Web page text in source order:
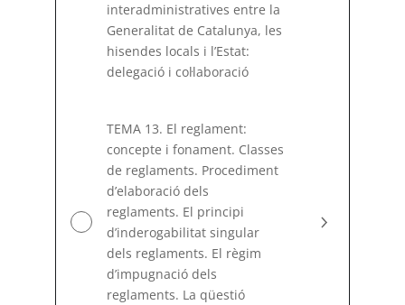
interadministratives entre la
Generalitat de Catalunya, les
hisendes locals i l’Estat:
delegació i coŀlaboració
TEMA 13. El reglament:
concepte i fonament. Classes
de reglaments. Procediment
d’elaboració dels
reglaments. El principi
d’inderogabilitat singular
dels reglaments. El règim
d’impugnació dels
reglaments. La qüestió